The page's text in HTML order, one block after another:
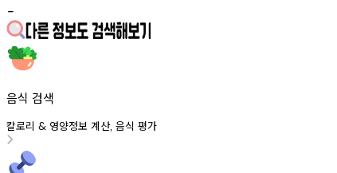
-
음식 검색
칼로리 & 영양정보 계산, 음식 평가